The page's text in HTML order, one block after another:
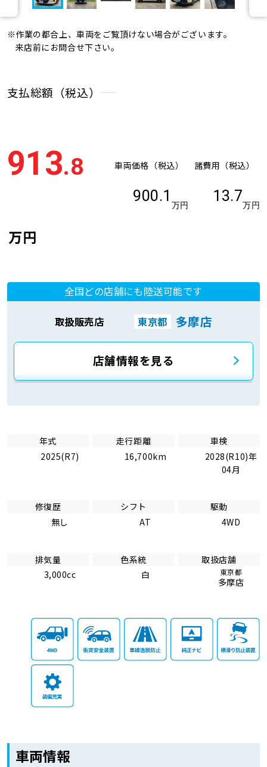
※作業の都合上、車両をご覧頂けない場合がございます。
来店前にお問合せ下さい。
支払総額（税込）
913.8
万円
車両価格（税込）
900.1
万円
諸費用（税込）
13.7
万円
全国どの店舗にも陸送可能です
取扱販売店 東京都 多摩店
店舗情報を見る
年式
2025(R7)
走行距離
16,700km
車検
2028(R10)年
04月
修復歴
無し
シフト
AT
駆動
4WD
排気量
3,000cc
色系統
白
取扱店舗
東京都
多摩店
車両情報